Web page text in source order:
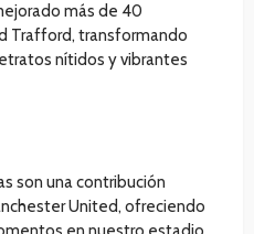
más de 40
Trafford, transformando
nítidos y vibrantes
son una contribución
United, ofreciendo